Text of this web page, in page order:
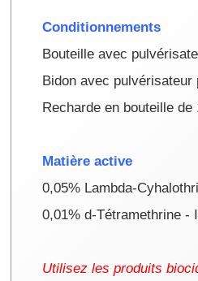
Conditionnements
Bouteille avec
Bidon avec
Recharde en bouteille de
Matière active
0,05% Lambda-
0,01% d-Tétramethrine -
Utilisez les produits